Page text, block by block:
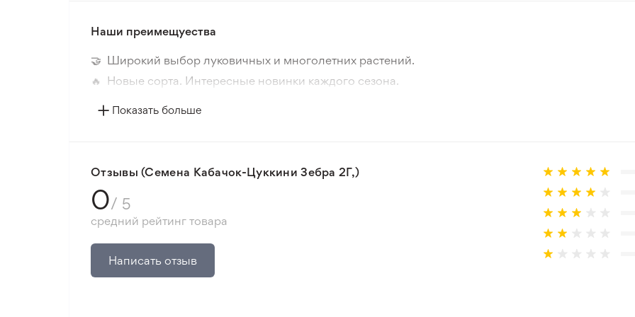
Наши преимещуества
🤝 Широкий выбор луковичных и многолетних растений.
🔥 Новые сорта. Интересные новинки каждого сезона.
📸 Соответствие сортов. Совпадение фотографии товара и реального растения.
Показать больше
Отзывы (Семена Кабачок-Цуккини Зебра 2Г,)
0/ 5
средний рейтинг товара
Написать отзыв